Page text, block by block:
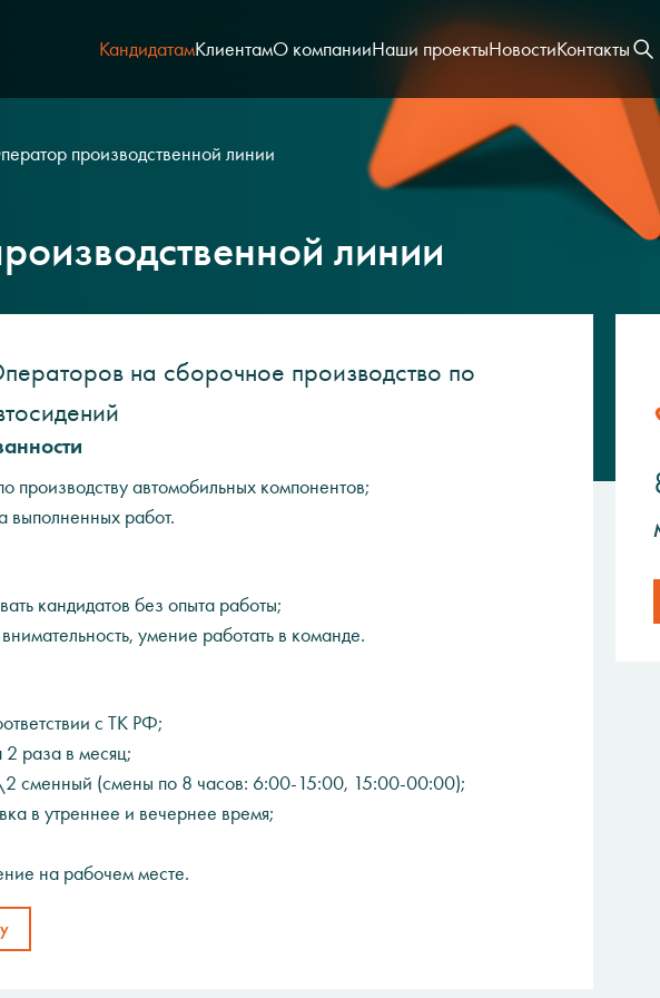
КандидатамКлиентамО компанииНаши проектыНовостиКонтакты
производственной линии
линии
на сборочное производство по
производству автомобильных компонентов;
выполненных работ.
кандидатов без опыта работы;
умение работать в команде.
с ТК РФ;
2 раза в месяц;
сменный (смены по 8 часов: 6:00-15:00, 15:00-00:00);
в утреннее и вечернее время;
на рабочем месте.